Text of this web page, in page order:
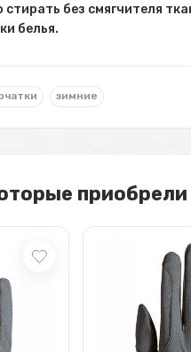
без смягчителя
белья.
зимние
приобрели